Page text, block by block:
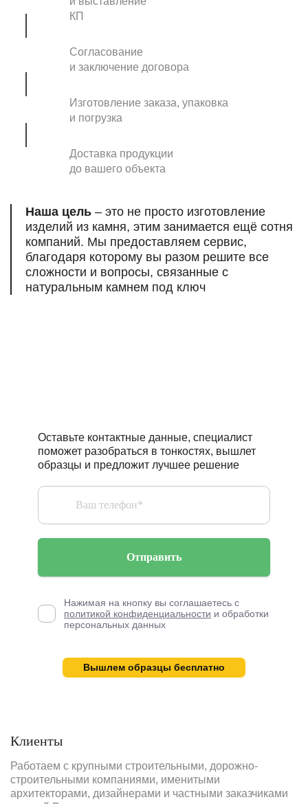
КП
Согласование
и заключение договора
Изготовление заказа, упаковка
и погрузка
Доставка продукции
до вашего объекта
Наша цель – это не просто изготовление
изделий из камня, этим занимается ещё сотня
компаний. Мы предоставляем сервис,
благодаря которому вы разом решите все
сложности и вопросы, связанные с
натуральным камнем под ключ
Вышлем образцы бесплатно
Оставьте контактные данные, специалист
поможет разобраться в тонкостях, вышлет
образцы и предложит лучшее решение
Отправить
Нажимая на кнопку вы соглашаетесь с
политикой конфиденциальности и обработки
персональных данных
Клиенты
Работаем с крупными строительными, дорожно-
строительными компаниями, именитыми
архитекторами, дизайнерами и частными заказчиками